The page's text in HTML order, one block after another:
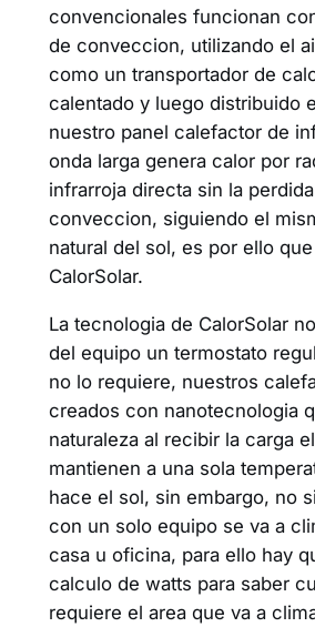
convencionales funcionan
de conveccion, utilizando el
como un transportador de
calentado y luego distribuido
nuestro panel calefactor de
onda larga genera calor por
infrarroja directa sin la
conveccion, siguiendo el
natural del sol, es por ello
CalorSolar.
La tecnologia de CalorSolar
del equipo un termostato
no lo requiere, nuestros
creados con nanotecnologia
naturaleza al recibir la carga
mantienen a una sola
hace el sol, sin embargo, no
con un solo equipo se va a
casa u oficina, para ello hay
calculo de watts para saber
requiere el area que va a